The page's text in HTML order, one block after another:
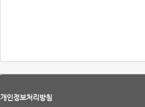
개인정보처리방침